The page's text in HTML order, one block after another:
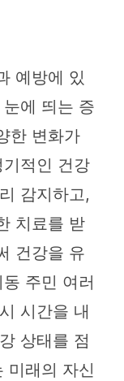
예방에 있
에 띄는 증
한 변화가
적인 건강
감지하고,
치료를 받
건강을 유
주민 여러
시간을 내
상태를 점
미래의 자신